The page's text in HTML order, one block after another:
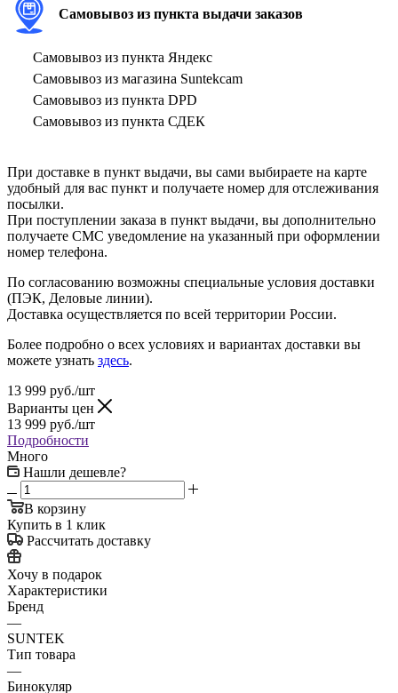
Самовывоз из пункта выдачи заказов
Самовывоз из пункта Яндекс
Самовывоз из магазина Suntekcam
Самовывоз из пункта DPD
Самовывоз из пункта СДЕК
При доставке в пункт выдачи, вы сами выбираете на карте
удобный для вас пункт и получаете номер для отслеживания
посылки.
При поступлении заказа в пункт выдачи, вы дополнительно
получаете СМС уведомление на указанный при оформлении
номер телефона.
По согласованию возможны специальные условия доставки
(ПЭК, Деловые линии).
Доставка осуществляется по всей территории России.
Более подробно о всех условиях и вариантах доставки вы
можете узнать здесь.
13 999 руб./шт
Варианты цен
13 999 руб./шт
Подробности
Много
Нашли дешевле?
В корзину
Купить в 1 клик
Рассчитать доставку
Хочу в подарок
Характеристики
Бренд
—
SUNTEK
Тип товара
—
Бинокуляр